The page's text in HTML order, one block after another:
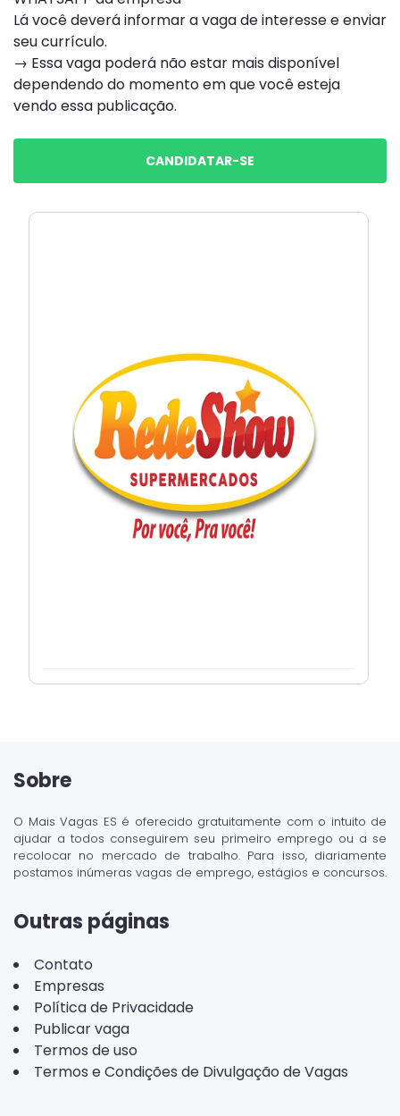
Lá você deverá informar a vaga de interesse e enviar
seu currículo.
→ Essa vaga poderá não estar mais disponível
dependendo do momento em que você esteja
vendo essa publicação.
CANDIDATAR-SE
Sobre
O Mais Vagas ES é oferecido gratuitamente com o intuito de
ajudar a todos conseguirem seu primeiro emprego ou a se
recolocar no mercado de trabalho. Para isso, diariamente
postamos inúmeras vagas de emprego, estágios e concursos.
Outras páginas
Contato
Empresas
Política de Privacidade
Publicar vaga
Termos de uso
Termos e Condições de Divulgação de Vagas